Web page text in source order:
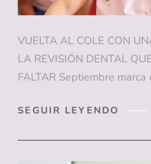
VUELTA AL COLE CON
LA REVISIÓN DENTAL
FALTAR Septiembre
SEGUIR LEYENDO